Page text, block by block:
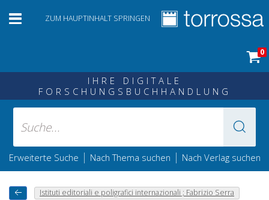
ZUM HAUPTINHALT SPRINGEN
0
IHRE DIGITALE
FORSCHUNGSBUCHHANDLUNG
Erweiterte Suche | Nach Thema suchen | Nach Verlag suchen
Istituti editoriali e poligrafici internazionali ; Fabrizio Serra